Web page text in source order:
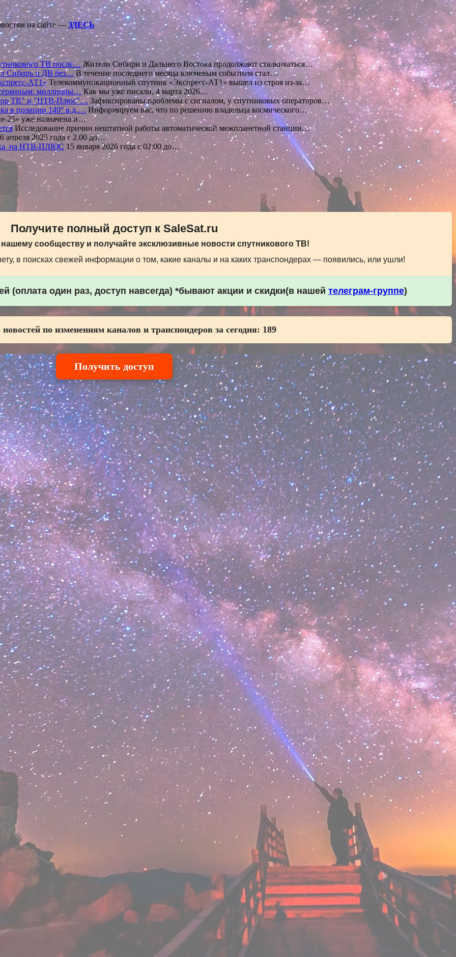
на сайте — ЗДЕСЬ
ТВ после… Жители Сибири и Дальнего Востока продолжают сталкиваться…
Сибирь и ДВ без…В течение последнего месяца ключевым событием стал…
АТ1»Телекоммуникационный спутник «Экспресс-АТ1» вышел из строя из-за…
миллионы…Как мы уже писали, 4 марта 2026…
ТВ" и "НТВ-Плюс"… Зафиксированы проблемы с сигналом, у спутниковых операторов…
в позиции 140° в.д.…Информируем вас, что по решению владельца космического…
25» уже назначена и…
Исследование причин нештатной работы автоматической межпланетной станции…
апреля 2025 года с 2.00 до…
на НТВ-ПЛЮС15 января 2026 года с 02:00 до…
Получите полный доступ к SaleSat.ru
сообществу и получайте эксклюзивные новости спутникового ТВ!
в поисках свежей информации о том, какие каналы и на каких транспондерах — появились, или ушли!
(оплата один раз, доступ навсегда) *бывают акции и скидки(в нашей телеграм-группе)
по изменениям каналов и транспондеров за сегодня: 189
Получить доступ